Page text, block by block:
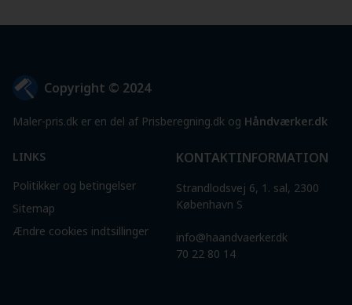
Copyright © 2024
Maler-pris.dk er en del af Prisberegning.dk og Håndværker.dk
LINKS
Politikker og betingelser
Sitemap
Ændre cookies indtsillinger
KONTAKTINFORMATION
Strandlodsvej 6, 1. sal, 2300
København S
info@haandvaerker.dk
70 22 80 14